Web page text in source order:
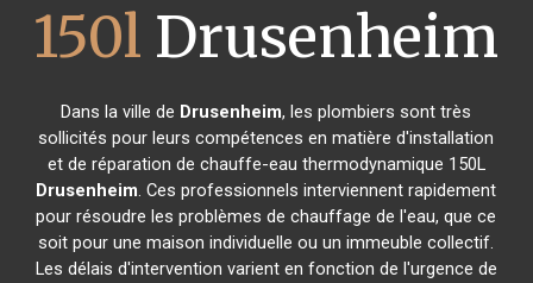
150l Drusenheim
Dans la ville de Drusenheim, les plombiers sont très
sollicités pour leurs compétences en matière d'installation
et de réparation de chauffe-eau thermodynamique 150L
Drusenheim. Ces professionnels interviennent rapidement
pour résoudre les problèmes de chauffage de l'eau, que ce
soit pour une maison individuelle ou un immeuble collectif.
Les délais d'intervention varient en fonction de l'urgence de